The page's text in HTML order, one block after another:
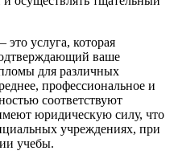
это услуга, которая
ваше
для различных
профессиональное и
соответствуют
юридическую силу, что
учреждениях, при
учебы.